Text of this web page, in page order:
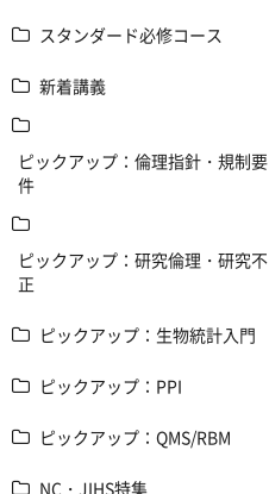
スタンダード必修コース
新着講義
ピックアップ：倫理指針・規制要
件
ピックアップ：研究倫理・研究不
正
ピックアップ：生物統計入門
ピックアップ：PPI
ピックアップ：QMS/RBM
NC・JIHS特集